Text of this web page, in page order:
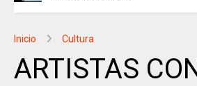
Inicio Cultura
ARTISTAS